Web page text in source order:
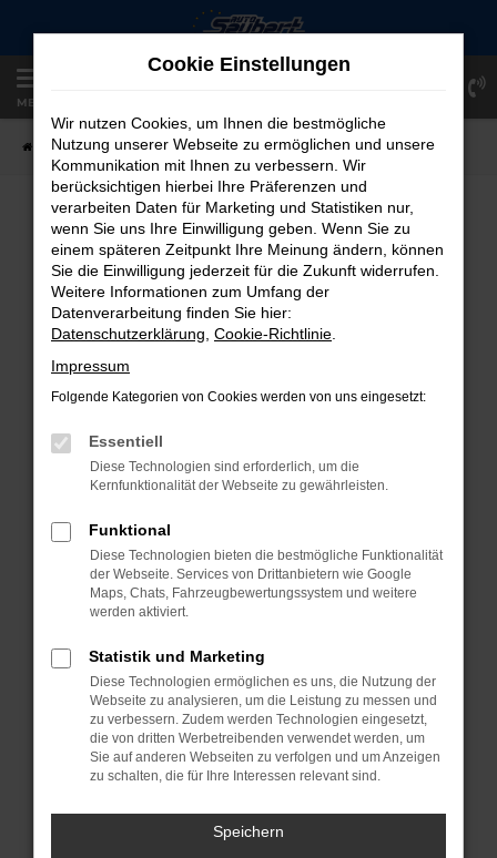
Zum
springen
MENÜ
Startseite Fahrzeugangebote Fahrzeug-Showroom
FAHRZEUG-SHOWROOM
FEHLER: NETWORK ERROR
Beim Laden ist ein Fehler aufgetreten.
Hier sind ein paar Tipps, die dir helfen können:
Überprüfe deine Firewall und deine
Internetverbindung.
Laden andere Webseiten, zum Beispiel
Prüfe deine Browsererweiterungen.
Manche Erweiterungen, wie Werbeblocker,
können das Laden bestimmter Seiten
anderen Browser oder in einem privaten
Fenster?
Starte dein Gerät neu.
Das kann manchmal helfen,
vorübergehende Probleme zu beheben.
Betriebssystem auf dem neuesten Stand
Cookie Einstellungen
Wir nutzen Cookies, um Ihnen die bestmögliche
Nutzung unserer Webseite zu ermöglichen und unsere
Kommunikation mit Ihnen zu verbessern. Wir
berücksichtigen hierbei Ihre Präferenzen und
verarbeiten Daten für Marketing und Statistiken nur,
wenn Sie uns Ihre Einwilligung geben. Wenn Sie zu
einem späteren Zeitpunkt Ihre Meinung ändern, können
Sie die Einwilligung jederzeit für die Zukunft widerrufen.
Weitere Informationen zum Umfang der
Datenverarbeitung finden Sie hier:
Datenschutzerklärung Cookie-Richtlinie
Impressum
Folgende Kategorien von Cookies werden von uns eingesetzt:
Essentiell
Diese Technologien sind erforderlich, um die
Kernfunktionalität der Webseite zu gewährleisten.
Funktional
Diese Technologien bieten die bestmögliche Funktionalität
der Webseite. Services von Drittanbietern wie Google
Maps, Chats, Fahrzeugbewertungssystem und weitere
werden aktiviert.
Statistik und Marketing
Diese Technologien ermöglichen es uns, die Nutzung der
Webseite zu analysieren, um die Leistung zu messen und
zu verbessern. Zudem werden Technologien eingesetzt,
die von dritten Werbetreibenden verwendet werden, um
Sie auf anderen Webseiten zu verfolgen und um Anzeigen
zu schalten, die für Ihre Interessen relevant sind.
Speichern